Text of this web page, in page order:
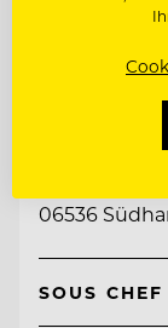
Ritter
06536
SOUS